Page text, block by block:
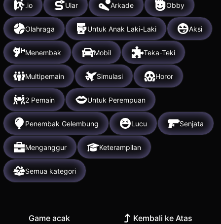
.io Ular Arkade Obby
Olahraga Untuk Anak Laki-Laki Aksi
Menembak Mobil Teka-Teki
Multipemain Simulasi Horor
2 Pemain Untuk Perempuan
Penembak Gelembung Lucu Senjata
Menganggur Keterampilan
Semua kategori
Game acak Kembali ke Atas